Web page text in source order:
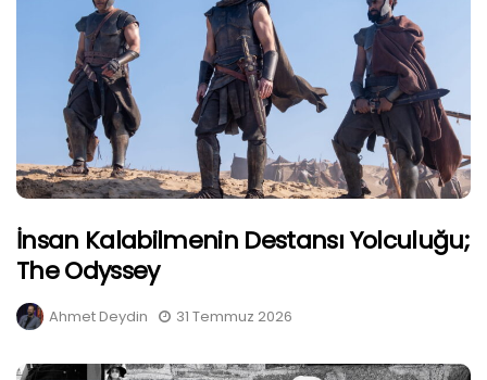
İnsan Kalabilmenin Destansı Yolculuğu;
The Odyssey
Ahmet Deydin 31 Temmuz 2026